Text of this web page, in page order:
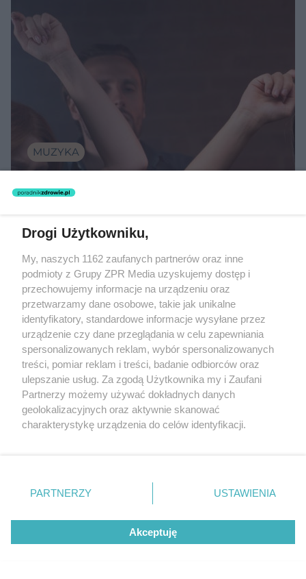
MUZYKA
"ESKA Hity na Czasie" – playlista,
Daleko do pięciu porcji dziennie.
naprawdę jedzą warzywa i owoce
Drogi Użytkowniku,
My, naszych 1162 zaufanych partnerów oraz inne
podmioty z Grupy ZPR Media uzyskujemy dostęp i
przechowujemy informacje na urządzeniu oraz
przetwarzamy dane osobowe, takie jak unikalne
identyfikatory, standardowe informacje wysyłane przez
urządzenie czy dane przeglądania w celu zapewniania
spersonalizowanych reklam, wybór spersonalizowanych
treści, pomiar reklam i treści, badanie odbiorców oraz
ulepszanie usług. Za zgodą Użytkownika my i Zaufani
Partnerzy możemy używać dokładnych danych
geolokalizacyjnych oraz aktywnie skanować
charakterystykę urządzenia do celów identyfikacji.
zmienić/wycofać klikając przycisk ustawień prywatności
znajdujący się w lewym dolnym rogu strony
rodzaje przetwarzania danych nie wymagają zgody
użytkownika, ale masz prawo sprzeciwić się takiemu
przetwarzaniu. Preferencje będą miały zastosowanie tylko
PARTNERZY USTAWIENIA
Akceptuję